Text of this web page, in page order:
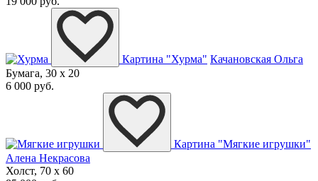
Картина "Хурма" Качановская Ольга
Бумага, 30 x 20
6 000 руб.
Картина "Мягкие игрушки"
Алена Некрасова
Холст, 70 x 60